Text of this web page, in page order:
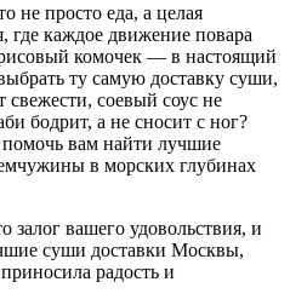
просто еда, а целая
где каждое движение повара
комочек — в настоящий
ту самую доставку суши,
свежести, соевый соус не
бодрит, а не сносит с ног?
вам найти лучшие
в морских глубинах
вашего удовольствия, и
суши доставки Москвы,
радость и